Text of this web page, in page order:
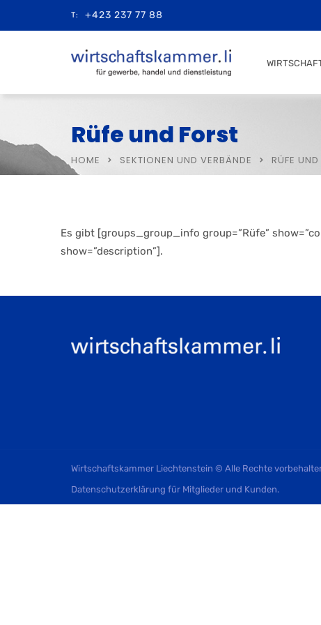
T: +423 237 77 88
Rüfe und Forst
HOME SEKTIONEN UND VERBÄNDE RÜFE
Es gibt [groups_group_info group=”Rüfe”
show=”description”].
Wirtschaftskammer Liechtenstein © Alle Rechte
Datenschutzerklärung für Mitglieder und Kunden.